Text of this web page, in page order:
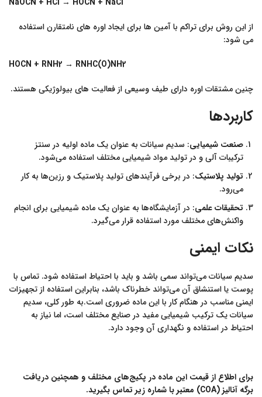
از این روش برای تراکم با آمین ها برای ایجاد اوره های نامتقارن استفاده
می شود:
HOCN + RNH2 → RNHC(O)NH2
چنین مشتقات اوره دارای طیف وسیعی از فعالیت های بیولوژیکی هستند.
کاربردها
صنعت شیمیایی: سدیم سیانات به عنوان یک ماده اولیه در سنتز
ترکیبات آلی و در تولید مواد شیمیایی مختلف استفاده می‌شود.
تولید پلاستیک: در برخی فرآیندهای تولید پلاستیک و رزین‌ها به کار
می‌رود.
تحقیقات علمی: در آزمایشگاه‌ها به عنوان یک ماده شیمیایی برای انجام
واکنش‌های مختلف مورد استفاده قرار می‌گیرد.
نکات ایمنی
سدیم سیانات می‌تواند سمی باشد و باید با احتیاط استفاده شود. تماس با
پوست یا استنشاق آن می‌تواند خطرناک باشد، بنابراین استفاده از تجهیزات
ایمنی مناسب در هنگام کار با این ماده ضروری است.به طور کلی، سدیم
سیانات یک ترکیب شیمیایی مفید در صنایع مختلف است، اما نیاز به
احتیاط در استفاده و نگهداری آن وجود دارد.
برای اطلاع از قیمت این ماده در پکیج‌های مختلف و همچنین دریافت
برگه آنالیز (COA) معتبر با شماره زیر تماس بگیرید.